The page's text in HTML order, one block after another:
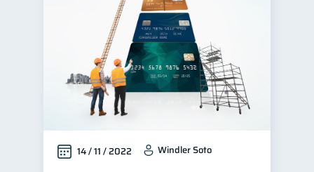
14 / 11 / 2022 Windler Soto